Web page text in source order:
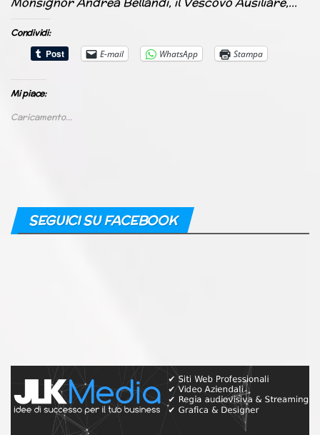
Condividi:
E-mail
WhatsApp Stampa
Mi piace:
Caricamento...
SEGUICI SU FACEBOOK